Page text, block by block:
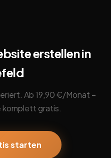
erstellen in
Ab 19,90 €/Monat –
komplett gratis.
starten